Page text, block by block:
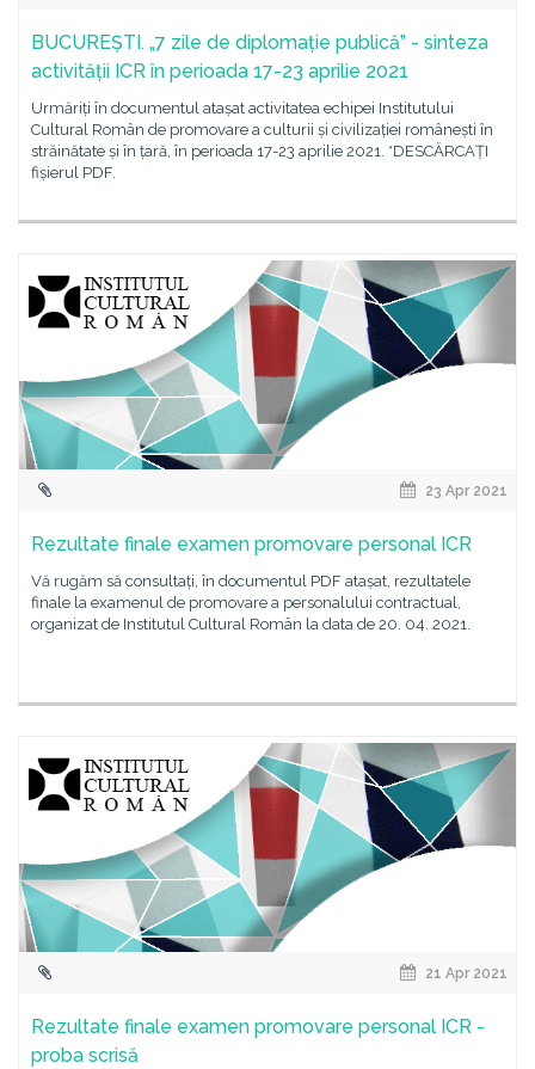
BUCUREȘTI. „7 zile de diplomație publică” - sinteza
activității ICR în perioada 17-23 aprilie 2021
Urmăriți în documentul atașat activitatea echipei Institutului
Cultural Român de promovare a culturii și civilizației românești în
străinătate și în țară, în perioada 17-23 aprilie 2021. *DESCĂRCAȚI
fișierul PDF.
23 Apr 2021
Rezultate finale examen promovare personal ICR
Vă rugăm să consultați, în documentul PDF atașat, rezultatele
finale la examenul de promovare a personalului contractual,
organizat de Institutul Cultural Român la data de 20. 04. 2021.
21 Apr 2021
Rezultate finale examen promovare personal ICR -
proba scrisă